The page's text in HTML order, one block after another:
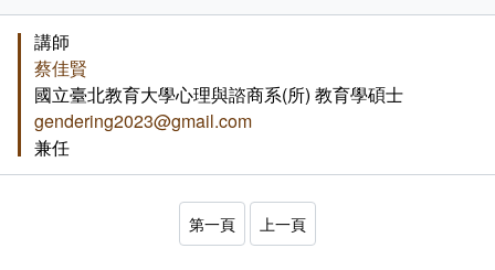
講師
蔡佳賢
國立臺北教育大學心理與諮商系(所) 教育學碩士
gendering2023@gmail.com
兼任
第一頁 上一頁